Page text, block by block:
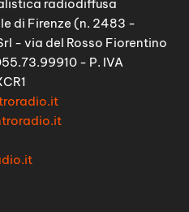
radiodiffusa
di Firenze (n. 2483 -
- via del Rosso Fiorentino
- P. IVA